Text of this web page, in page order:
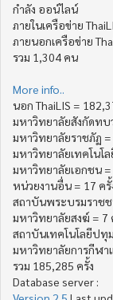
กำลัง ออน์ไลน์
ภายในเครือข่าย
ภายนอกเครือข่าย
รวม 1,304 คน
More info..
นอก ThaiLIS =
มหาวิทยาลัยสังกัดทบ
มหาวิทยาลัยราชภัฏ =
มหาวิทยาลัยเทคโนโ
มหาวิทยาลัยเอกชน =
หน่วยงานอื่น = 17 ครั้
สถาบันพระบรมราชช
มหาวิทยาลัยสงฆ์ = 7
สถาบันเทคโนโลยีปทุ
มหาวิทยาลัยการกีฬา
รวม 185,285 ครั้ง
Database server :